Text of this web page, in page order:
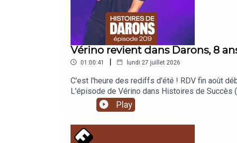
Vérino revient dans Darons, 8
01:00:41 | lundi 27 juillet 2026
C'est l'heure des rediffs d'été ! RDV fin août
L'épisode de Vérino dans Histoires de Succès
peur, l’ego, les conflits et l’argent🔥 Inscrivez-
émotions et masculinités💌 Au-delà de
préfère qu'on se rencontre et qu'on fasse
Play